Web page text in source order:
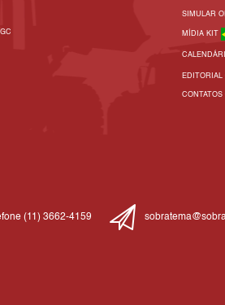
SIMULAR
MÍDIA KIT
EDITORIAL
(11) 3662-4159